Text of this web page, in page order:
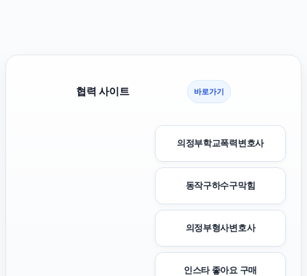
협력 사이트 바로가기
의정부학교폭력변호사
동작구하수구막힘
의정부형사변호사
인스타 좋아요 구매